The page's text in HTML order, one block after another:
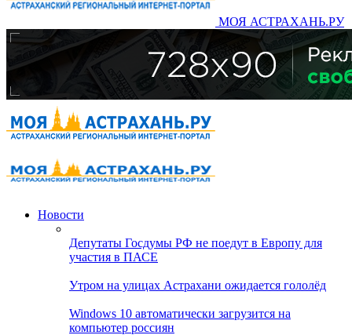
МОЯ АСТРАХАНЬ.РУ
Новости
Депутаты Госдумы РФ не поедут в Европу для
участия в ПАСЕ
Утром на улицах Астрахани ожидается гололёд
Windows 10 автоматически загрузится на
компьютер россиян